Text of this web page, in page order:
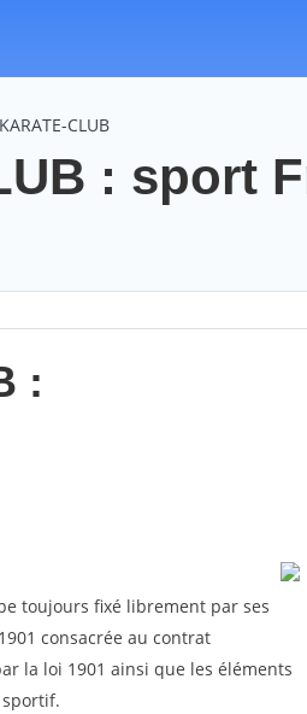
CLUB
: sport
:
toujours fixé librement par ses
consacrée au contrat
la loi 1901 ainsi que les éléments